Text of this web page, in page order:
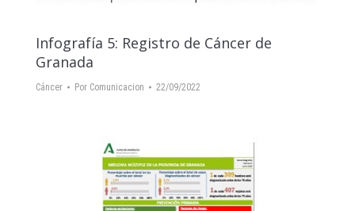
Infografía 5: Registro de Cáncer de
Granada
Cáncer Por Comunicacion 22/09/2022